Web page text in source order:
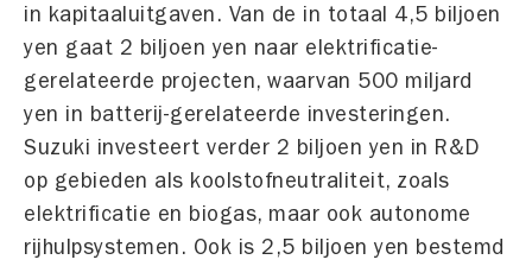
in kapitaaluitgaven. Van de in totaal 4,5 biljoen
yen gaat 2 biljoen yen naar elektrificatie-
gerelateerde projecten, waarvan 500 miljard
yen in batterij-gerelateerde investeringen.
Suzuki investeert verder 2 biljoen yen in R&D
op gebieden als koolstofneutraliteit, zoals
elektrificatie en biogas, maar ook autonome
rijhulpsystemen. Ook is 2,5 biljoen yen bestemd